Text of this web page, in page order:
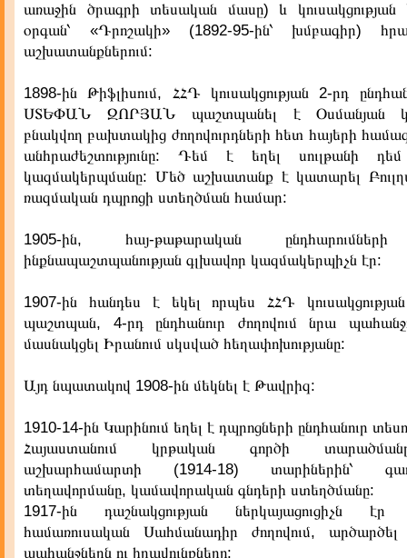
առաջին ծրագրի տեսական մասը) և կուսակցության
օրգան՝ «Դրոշակի» (1892-95-ին՝ խմբագիր)
աշխատանքներում:
1898-ին Թիֆլիսում, ՀՀԴ կուսակցության 2-րդ
ՍՏԵՓԱՆ ԶՈՐՅԱՆ պաշտպանել է Օսմանյան
բնակվող բախտակից ժողովուրդների հետ հայերի
անհրաժեշտությունը: Դեմ է եղել սուլթանի
կազմակերպմանը: Մեծ աշխատանք է կատարել
ռազմական դպրոցի ստեղծման համար:
1905-ին, հայ-թաթարական
ինքնապաշտպանության գլխավոր կազմակերպիչն էր:
1907-ին հանդես է եկել որպես ՀՀԴ կուսակցության
պաշտպան, 4-րդ ընդհանուր ժողովում նրա
մասնակցել Իրանում սկսված հեղափոխությանը:
Այդ նպատակով 1908-ին մեկնել է Թավրիզ:
1910-14-ին Կարինում եղել է դպրոցների ընդհանուր
Հայաստանում կրթական գործի
աշխարհամարտի (1914-18) տարիներին՝
տեղավորմանը, կամավորական գնդերի ստեղծմանը:
1917-ին դաշնակցության ներկայացուցիչն էր
համառուսական Սահմանադիր ժողովում,
պահանջներն ու իրավունքները: